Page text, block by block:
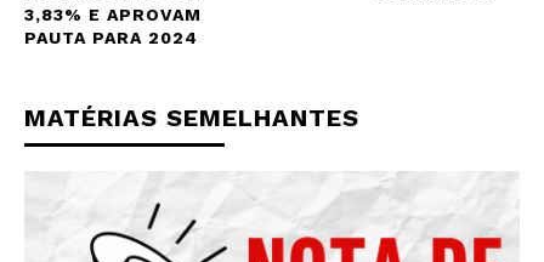
3,83% E APROVAM
PAUTA PARA 2024
MATÉRIAS SEMELHANTES